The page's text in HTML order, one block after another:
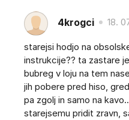
4krogci 18.
starejsi hodjo na
instrukcije?? ta zastare
bubreg v loju na tem
jih pobere pred hiso,
pa zgolj in samo na
starejsemu pridit zravn,